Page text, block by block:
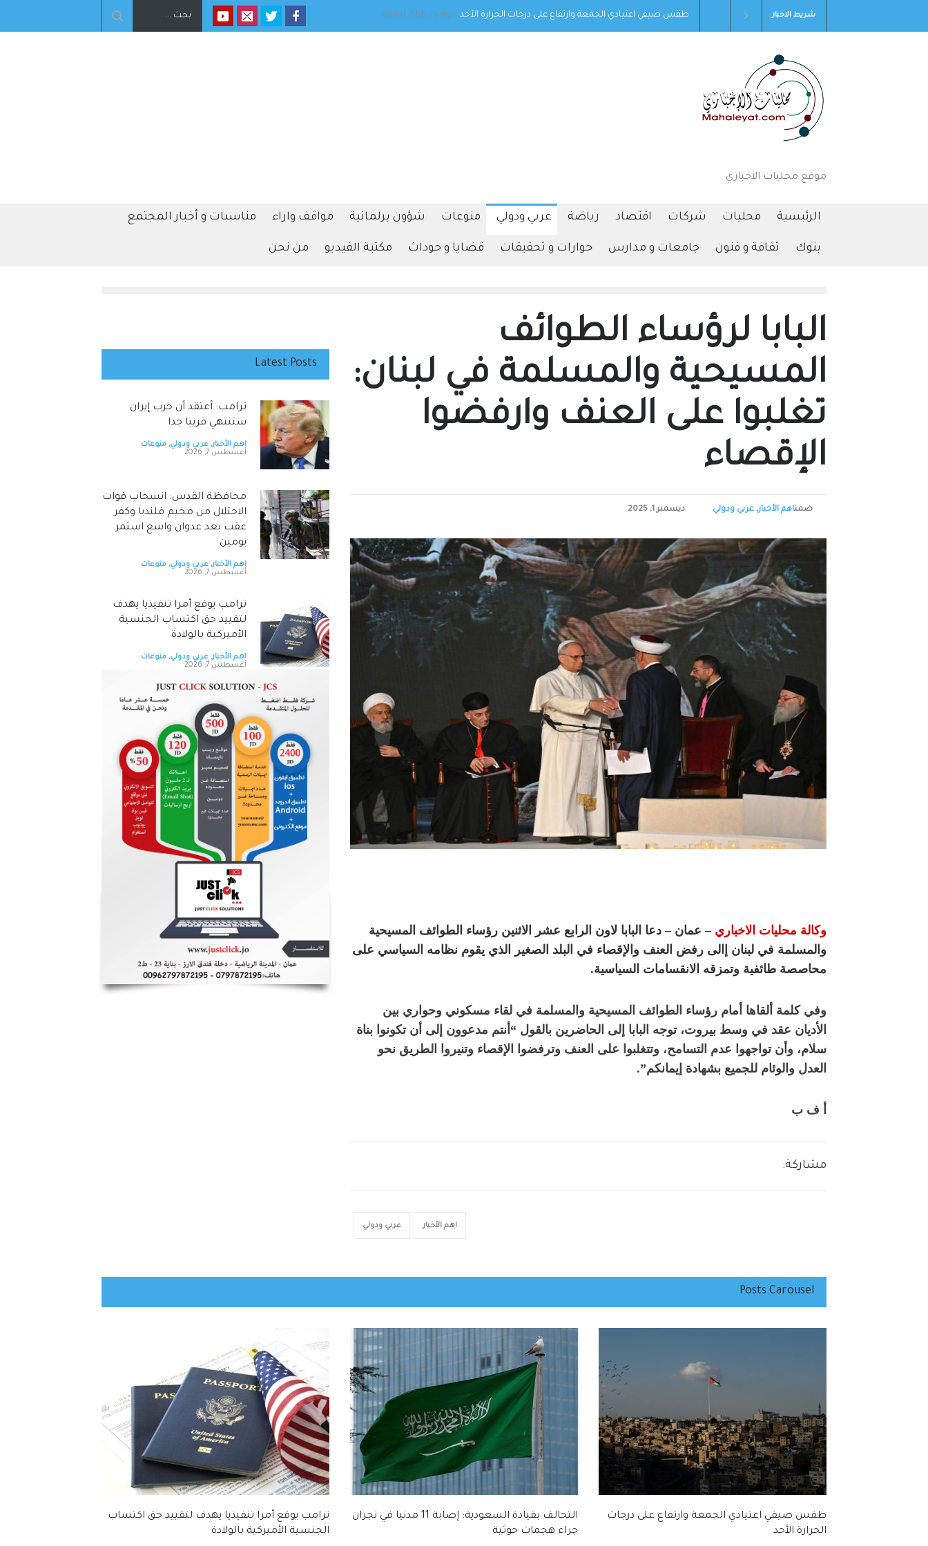
شريط الاخبار التحالف بقيادة السعودية: إصابة 11 مدنيا في نجران جراء هجمات حوثية صيفي اعتيادي الجمعة وارتفاع على درجات الحرارة الأحد about 2 hours ago
موقع محليات الاخباري
الرئيسية محليات شركات اقتصاد رياضة عربي ودولي منوعات شؤون برلمانية مواقف واراء مناسبات و أخبار المجتمع
بنوك ثقافة و فنون جامعات و مدارس حوارات و تحقيقات قضايا و حوداث مكتبة الفيديو من نحن
البابا لرؤساء الطوائف
المسيحية والمسلمة في لبنان:
تغلبوا على العنف وارفضوا
الإقصاء
ضمناهم الأخبار, عربي ودولي ديسمبر 1, 2025
وكالة محليات الاخباري– عمان – دعا البابا لاون الرابع عشر الاثنين رؤساء الطوائف المسيحية
والمسلمة في لبنان إالى رفض العنف والإقصاء في البلد الصغير الذي يقوم نظامه السياسي على
محاصصة طائفية وتمزقه الانقسامات السياسية.
وفي كلمة ألقاها أمام رؤساء الطوائف المسيحية والمسلمة في لقاء مسكوني وحواري بين
الأديان عقد في وسط بيروت، توجه البابا إلى الحاضرين بالقول “أنتم مدعوون إلى أن تكونوا بناة
سلام، وأن تواجهوا عدم التسامح، وتتغلبوا على العنف وترفضوا الإقصاء وتنيروا الطريق نحو
العدل والوئام للجميع بشهادة إيمانكم”.
أ ف ب
مشاركة:
اهم الأخبار عربي ودولي
Latest Posts
ترامب: أعتقد أن حرب إيران
ستنتهي قريبا جدا
اهم الأخبار, عربي ودولي, منوعات
أغسطس 7, 2026
محافظة القدس: انسحاب قوات
الاحتلال من مخيم قلنديا وكفر
عقب بعد عدوان واسع استمر
يومين
اهم الأخبار, عربي ودولي, منوعات
أغسطس 7, 2026
ترامب يوقع أمرا تنفيذيا يهدف
لتقييد حق اكتساب الجنسية
الأميركية بالولادة
اهم الأخبار, عربي ودولي, منوعات
أغسطس 7, 2026
التحالف بقيادة السعودية:
إصابة 11 مدنيا في نجران جراء
هجمات حوثية
اهم الأخبار,عربي ودولي,منوعات
أغسطس 7, 2026
طقس صيفي اعتيادي الجمعة
وارتفاع على درجات الحرارة الأحد
اهم الأخبار
Posts Carousel
ترامب يوقع أمرا تنفيذيا يهدف لتقييد حق اكتساب
الجنسية الأميركية بالولادة
التحالف بقيادة السعودية: إصابة 11 مدنيا في نجران
جراء هجمات حوثية
طقس صيفي اعتيادي الجمعة وارتفاع على درجات
الحرارة الأحد